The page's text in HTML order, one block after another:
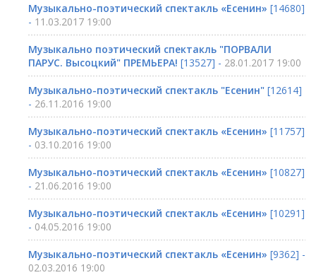
Музыкально-поэтический спектакль «Есенин» [14680]
- 11.03.2017 19:00
Музыкально поэтический спектакль "ПОРВАЛИ
ПАРУС. Высоцкий" ПРЕМЬЕРА! [13527] - 28.01.2017 19:00
Музыкально-поэтический спектакль "Есенин" [12614]
- 26.11.2016 19:00
Музыкально-поэтический спектакль «Есенин» [11757]
- 03.10.2016 19:00
Музыкально-поэтический спектакль «Есенин» [10827]
- 21.06.2016 19:00
Музыкально-поэтический спектакль «Есенин» [10291]
- 04.05.2016 19:00
Музыкально-поэтический спектакль «Есенин» [9362] -
02.03.2016 19:00